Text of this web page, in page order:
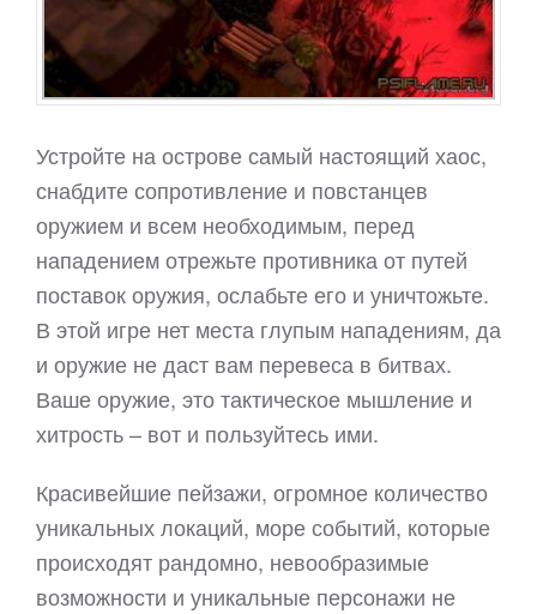
Устройте на острове самый настоящий хаос,
снабдите сопротивление и повстанцев
оружием и всем необходимым, перед
нападением отрежьте противника от путей
поставок оружия, ослабьте его и уничтожьте.
В этой игре нет места глупым нападениям, да
и оружие не даст вам перевеса в битвах.
Ваше оружие, это тактическое мышление и
хитрость – вот и пользуйтесь ими.
Красивейшие пейзажи, огромное количество
уникальных локаций, море событий, которые
происходят рандомно, невообразимые
возможности и уникальные персонажи не